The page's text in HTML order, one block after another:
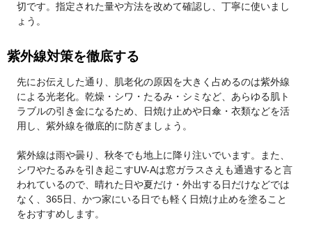
切です。指定された量や方法を改めて確認し、丁寧に使いまし
ょう。
紫外線対策を徹底する
先にお伝えした通り、肌老化の原因を大きく占めるのは紫外線
による光老化。乾燥・シワ・たるみ・シミなど、あらゆる肌ト
ラブルの引き金になるため、日焼け止めや日傘・衣類などを活
用し、紫外線を徹底的に防ぎましょう。
紫外線は雨や曇り、秋冬でも地上に降り注いでいます。また、
シワやたるみを引き起こすUV-Aは窓ガラスさえも通過すると言
われているので、晴れた日や夏だけ・外出する日だけなどでは
なく、365日、かつ家にいる日でも軽く日焼け止めを塗ること
をおすすめします。